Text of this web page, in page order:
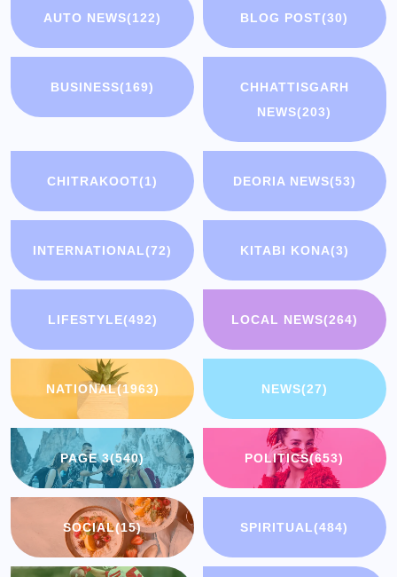
AUTO NEWS(122) BLOG POST(30)
BUSINESS(169)
CHHATTISGARH
NEWS(203)
CHITRAKOOT(1) DEORIA NEWS(53)
INTERNATIONAL(72) KITABI KONA(3)
LIFESTYLE(492) LOCAL NEWS(264)
NATIONAL(1963) NEWS(27)
PAGE 3(540) POLITICS(653)
SOCIAL(15) SPIRITUAL(484)